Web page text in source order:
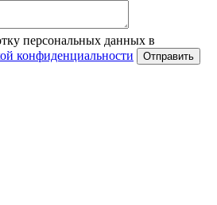
персональных данных в
конфиденциальности Отправить